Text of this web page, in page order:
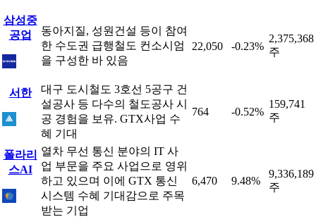
삼성중
공업
동아지질, 성원건설 등이 참여
한 수도권 급행철도 컨소시엄
을 구성한 바 있음
22,050 -0.23%
2,375,368
주
서한
대구 도시철도 3호선 5공구 건
설공사 등 다수의 철도공사 시
공 경험을 보유. GTX사업 수
혜 기대
764 -0.52%
159,741
주
폴라리
스AI
열차 무선 통신 분야의 IT 사
업 부문을 주요 사업으로 영위
하고 있으며 이에 GTX 통신
시스템 수혜 기대감으로 주목
받는 기업
6,470 9.48%
9,336,189
주